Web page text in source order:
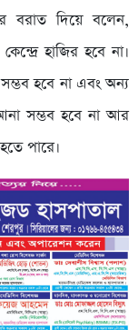
বরাত দিয়ে বলেন,
হাজির হবে না।
হবে না এবং অন্য
সম্ভব হবে না আর
পারে।